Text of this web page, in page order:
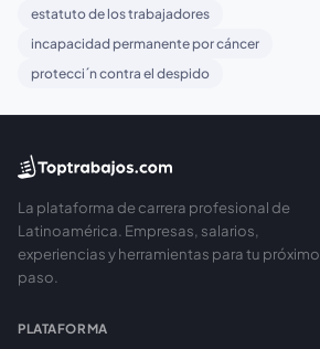
estatuto de los trabajadores
incapacidad permanente por cáncer
protecci´n contra el despido
La plataforma de carrera profesional de
Latinoamérica. Empresas, salarios,
experiencias y herramientas para tu próximo
paso.
PLATAFORMA